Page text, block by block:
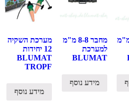
3 מ"מ
מחבר 8-8 מ"מ
למערכת
BLUMAT
מידע נוסף
מערכת השקיה
12 יחידות
BLUMAT
TROPF
מידע נוסף